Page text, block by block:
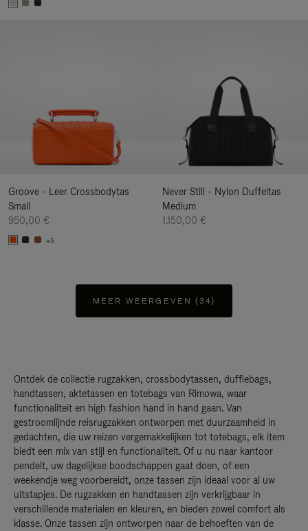
Groove - Leer Crossbodytas
Small
950,00 €
+5
Never Still - Nylon Duffeltas
Medium
1.150,00 €
MEER WEERGEVEN (34)
Ontdek de collectie rugzakken, crossbodytassen, dufflebags,
handtassen, aktetassen en totebags van Rimowa, waar
functionaliteit en high fashion hand in hand gaan. Van
gestroomlijnde reisrugzakken ontworpen met duurzaamheid in
gedachten, die uw reizen vergemakkelijken tot totebags, elk item
biedt een mix van stijl en functionaliteit. Of u nu naar kantoor
pendelt, uw dagelijkse boodschappen gaat doen, of een
weekendje weg voorbereidt, onze tassen zijn ideaal voor al uw
uitstapjes. De rugzakken en handtassen zijn verkrijgbaar in
verschillende materialen en kleuren, en bieden zowel comfort als
klasse. Onze tassen zijn ontworpen naar de behoeften van de